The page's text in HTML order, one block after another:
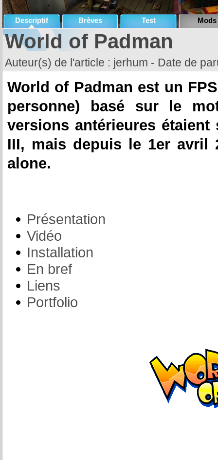
Descriptif Brèves Test Mods
World of Padman
Auteur(s) de l'article : jerhum - Date de
World of Padman est un
personne) basé sur le
versions antérieures
III, mais depuis le 1er avril
alone.
Présentation
Vidéo
Installation
En bref
Liens
Portfolio